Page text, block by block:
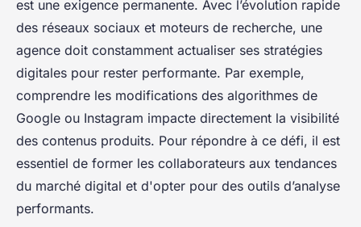
est une exigence permanente. Avec l’évolution rapide
des réseaux sociaux et moteurs de recherche, une
agence doit constamment actualiser ses stratégies
digitales pour rester performante. Par exemple,
comprendre les modifications des algorithmes de
Google ou Instagram impacte directement la visibilité
des contenus produits. Pour répondre à ce défi, il est
essentiel de former les collaborateurs aux tendances
du marché digital et d'opter pour des outils d’analyse
performants.